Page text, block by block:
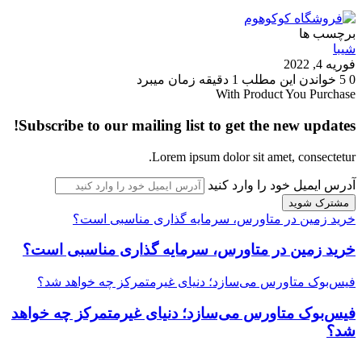
برچسب ها
شیبا
فوریه 4, 2022
0
خواندن این مطلب 1 دقیقه زمان میبرد
With Product You Purchase
Subscribe to our mailing list to get the new updates!
Lorem ipsum dolor sit amet, consectetur.
آدرس ایمیل خود را وارد کنید
خرید زمین در متاورس، سرمایه گذاری مناسبی است؟
خرید زمین در متاورس، سرمایه گذاری مناسبی است؟
فیس‌بوک متاورس می‌سازد؛ دنیای غیرمتمرکز چه خواهد شد؟
فیس‌بوک متاورس می‌سازد؛ دنیای غیرمتمرکز چه خواهد
شد؟